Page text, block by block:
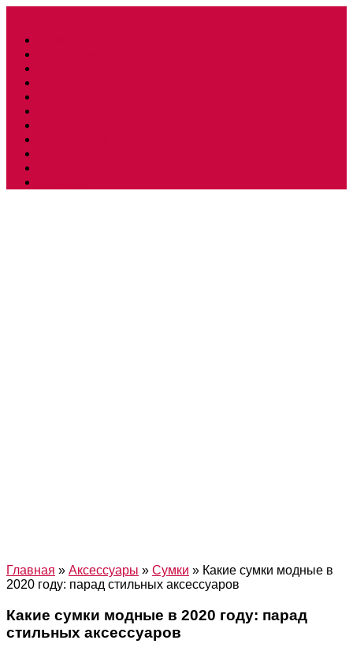
Главная » Аксессуары » Сумки » Какие сумки модные в
2020 году: парад стильных аксессуаров
Какие сумки модные в 2020 году: парад
стильных аксессуаров